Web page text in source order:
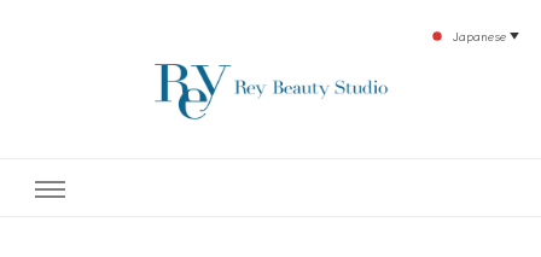
テ開設45年の実績を誇る本格エステだからこそ、お客様が必ず満足してもらえるこ
Japanese ▼